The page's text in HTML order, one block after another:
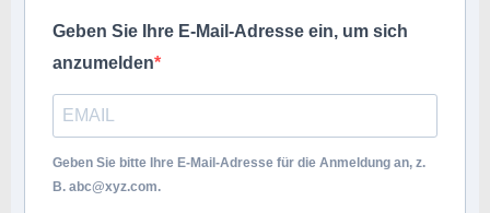
Geben Sie Ihre E-Mail-Adresse ein, um sich
anzumelden
Geben Sie bitte Ihre E-Mail-Adresse für die Anmeldung an, z.
B. abc@xyz.com.